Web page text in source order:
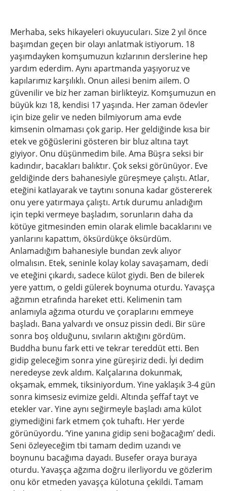
Merhaba, seks hikayeleri okuyucuları. Size 2 yıl önce
başımdan geçen bir olayı anlatmak istiyorum. 18
yaşımdayken komşumuzun kızlarının derslerine hep
yardım ederdim. Aynı apartmanda yaşıyoruz ve
kapılarımız karşılıklı. Onun ailesi benim ailem. O
güvenilir ve biz her zaman birlikteyiz. Komşumuzun en
büyük kızı 18, kendisi 17 yaşında. Her zaman ödevler
için bize gelir ve neden bilmiyorum ama evde
kimsenin olmaması çok garip. Her geldiğinde kısa bir
etek ve göğüslerini gösteren bir bluz altına tayt
giyiyor. Onu düşünmedim bile. Ama Büşra seksi bir
kadındır, bacakları balıktır. Çok seksi görünüyor. Eve
geldiğinde ders bahanesiyle güreşmeye çalıştı. Atlar,
eteğini katlayarak ve taytını sonuna kadar göstererek
onu yere yatırmaya çalıştı. Artık durumu anladığım
için tepki vermeye başladım, sorunların daha da
kötüye gitmesinden emin olarak elimle bacaklarını ve
yanlarını kapattım, öksürdükçe öksürdüm.
Anlamadığım bahanesiyle bundan zevk alıyor
olmalısın. Etek, seninle kolay kolay savaşamam, dedi
ve eteğini çıkardı, sadece külot giydi. Ben de bilerek
yere yattım, o geldi gülerek boynuma oturdu. Yavaşça
ağzımın etrafında hareket etti. Kelimenin tam
anlamıyla ağzıma oturdu ve çoraplarını emmeye
başladı. Bana yalvardı ve onsuz pissin dedi. Bir süre
sonra boş olduğunu, sıvıların aktığını gördüm.
Buddha bunu fark etti ve tekrar tereddüt etti. Ben
gidip geleceğim sonra yine güreşiriz dedi. İyi dedim
neredeyse zevk aldım. Kalçalarına dokunmak,
okşamak, emmek, tiksiniyordum. Yine yaklaşık 3-4 gün
sonra kimsesiz evimize geldi. Altında şeffaf tayt ve
etekler var. Yine aynı seğirmeyle başladı ama külot
giymediğini fark etmem çok tuhaftı. Her yerde
görünüyordu. ‘Yine yanına gidip seni boğacağım’ dedi.
Seni özleyeceğim tbi tamam dedim uzandı ve
boynunu bacağıma dayadı. Busefer oraya buraya
oturdu. Yavaşça ağzıma doğru ilerliyordu ve gözlerim
onu ​​kör etmeden yavaşça külotuna çekildi. Tamam